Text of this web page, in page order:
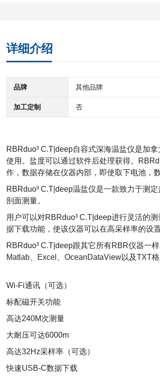
详细介绍
品牌 其他品牌
加工定制 否
RBRduo³ C.T|deep自容式深海温盐仪是加
使用。盐度可以通过软件后处理获得。
作，数据存储在仪器内部，即使取下电池，
RBRduo³ C.T|deep温盐仪是一款致力于测
剖面测量。
用户可以对RBRduo³ C.T|deep进行灵活的
据下载功能，使该仪器可以在高采样率的设
RBRduo³ C.T|deep跟其它所有RBR仪器一
Matlab、Excel、OceanDataView以及TXT
Wi-Fi通讯（可选）
标配磁开关功能
高达240M次测量
大耐压可达6000m
高达32Hz采样率（可选）
快速USB-C数据下载